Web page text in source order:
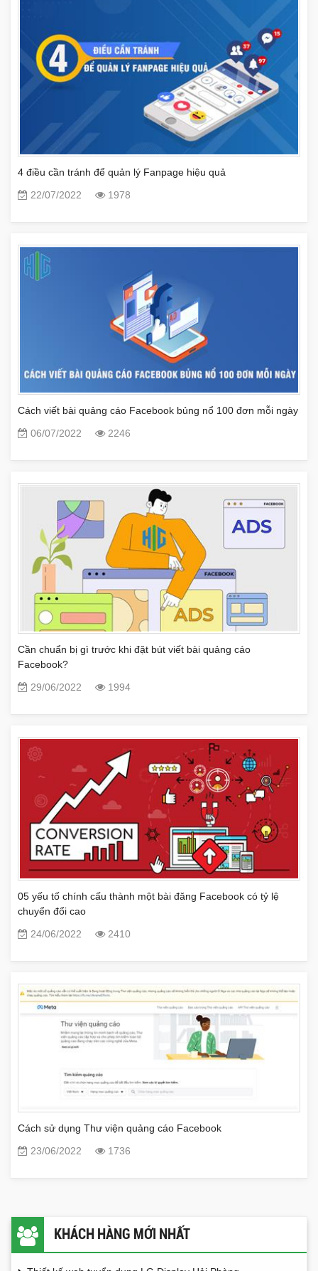
4 điều cần tránh để quản lý Fanpage hiệu quả
22/07/2022
1978
Cách viết bài quảng cáo Facebook bủng nổ 100 đơn mỗi ngày
06/07/2022
2246
Cần chuẩn bị gì trước khi đặt bút viết bài quảng cáo
Facebook?
29/06/2022
1994
05 yếu tố chính cấu thành một bài đăng Facebook có tỷ lệ
chuyển đổi cao
24/06/2022
2410
Cách sử dụng Thư viện quảng cáo Facebook
23/06/2022
1736
KHÁCH HÀNG MỚI NHẤT